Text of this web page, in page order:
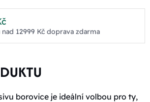
12999 Kč doprava zdarma
borovice je ideální volbou pro ty,